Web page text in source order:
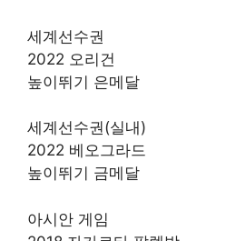
세계선수권
2022 오리건
높이뛰기 은메달
세계선수권(실내)
2022 베오그라드
높이뛰기 금메달
아시안 게임